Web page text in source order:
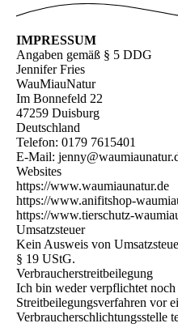
IMPRESSUM
Angaben gemäß § 5 DDG
Jennifer Fries
WauMiauNatur
Im Bonnefeld 22
47259 Duisburg
Deutschland
Telefon: 0179 7615401
E-Mail:
Websites
https://www.waumiaunatur.de
https://www.anifitshop-
https://www.tierschutz-
Umsatzsteuer
Kein Ausweis von
§ 19 UStG.
Verbraucherstreitbeilegung
Ich bin weder verpflichtet noch
Streitbeilegungsverfahren vor
Verbraucherschlichtungsstelle